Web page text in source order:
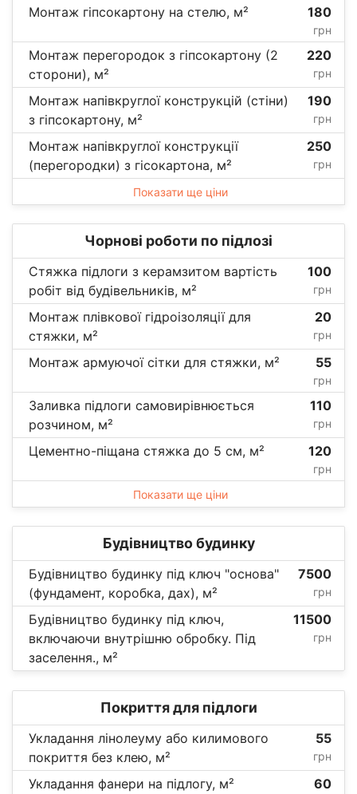
Монтаж гіпсокартону на стелю, м² 180
грн
Монтаж перегородок з гіпсокартону (2
сторони), м²
220
грн
Монтаж напівкруглої конструкцій (стіни)
з гіпсокартону, м²
190
грн
Монтаж напівкруглої конструкції
(перегородки) з гісокартона, м²
250
грн
Показати ще ціни
Чорнові роботи по підлозі
Стяжка підлоги з керамзитом вартість
робіт від будівельників, м²
100
грн
Монтаж плівкової гідроізоляції для
стяжки, м²
20
грн
Монтаж армуючої сітки для стяжки, м² 55
грн
Заливка підлоги самовирівнюється
розчином, м²
110
грн
Цементно-піщана стяжка до 5 см, м² 120
грн
Показати ще ціни
Будівництво будинку
Будівництво будинку під ключ "основа"
(фундамент, коробка, дах), м²
7500
грн
Будівництво будинку під ключ,
включаючи внутрішню обробку. Під
заселення., м²
11500
грн
Покриття для підлоги
Укладання лінолеуму або килимового
покриття без клею, м²
55
грн
Укладання фанери на підлогу, м² 60